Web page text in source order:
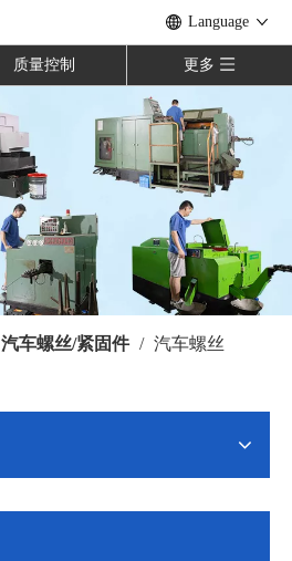
Language
质量控制 更多
汽车螺丝/紧固件 / 汽车螺丝